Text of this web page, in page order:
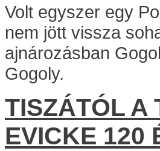
Volt egyszer egy
nem jött vissza
ajnározásban
Gogoly.
TISZÁTÓL A
EVICKE 120